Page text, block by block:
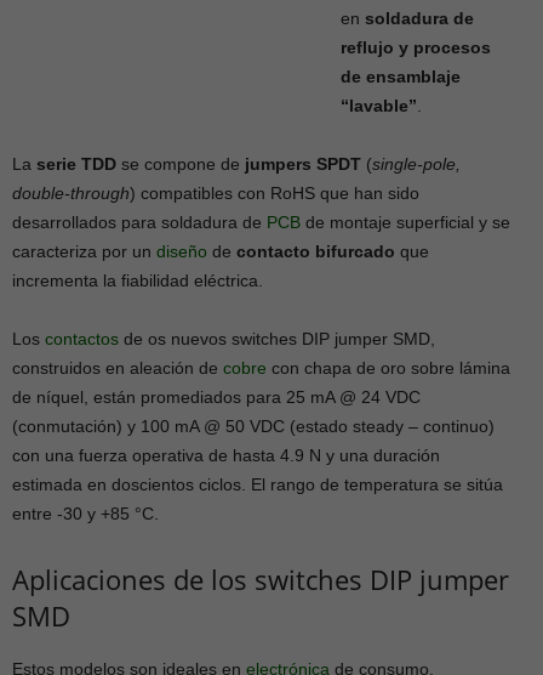
en soldadura de
reflujo y procesos
de ensamblaje
“lavable”
La serie TDD se compone de jumpers SPDT (single-pole,
double-through) compatibles con RoHS que han sido
desarrollados para soldadura de PCB de montaje superficial y se
caracteriza por un diseño de contacto bifurcado que
incrementa la fiabilidad eléctrica.
Los contactos de os nuevos switches DIP jumper SMD,
construidos en aleación de cobre con chapa de oro sobre lámina
de níquel, están promediados para 25 mA @ 24 VDC
(conmutación) y 100 mA @ 50 VDC (estado steady – continuo)
con una fuerza operativa de hasta 4.9 N y una duración
estimada en doscientos ciclos. El rango de temperatura se sitúa
entre -30 y +85 °C.
Aplicaciones de los switches DIP jumper
SMD
Estos modelos son ideales en electrónica de consumo,